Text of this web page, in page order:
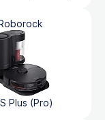
Plus (Pro)